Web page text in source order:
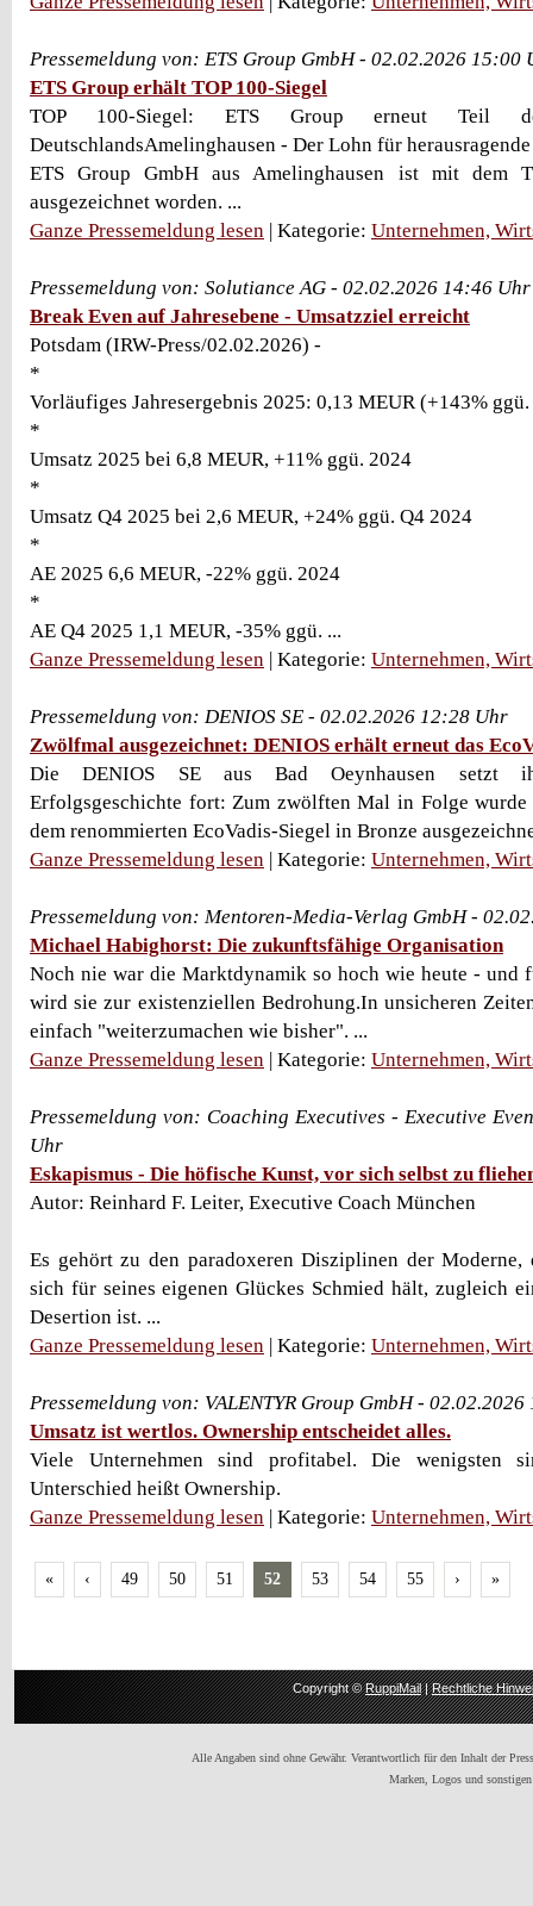
Pressemeldung von: ETS Group GmbH - 02.02.2026 15:00
ETS Group erhält TOP 100-Siegel
TOP 100-Siegel: ETS Group erneut Teil
DeutschlandsAmelinghausen - Der Lohn für
ETS Group GmbH aus Amelinghausen ist mit dem
ausgezeichnet worden. ...
Ganze Pressemeldung lesen | Kategorie: Unternehmen,
Pressemeldung von: Solutiance AG - 02.02.2026 14:46 Uhr
Break Even auf Jahresebene - Umsatzziel erreicht
Potsdam (IRW-Press/02.02.2026) -
*
Vorläufiges Jahresergebnis 2025: 0,13 MEUR (+143%
*
Umsatz 2025 bei 6,8 MEUR, +11% ggü. 2024
*
Umsatz Q4 2025 bei 2,6 MEUR, +24% ggü. Q4 2024
*
AE 2025 6,6 MEUR, -22% ggü. 2024
*
AE Q4 2025 1,1 MEUR, -35% ggü. ...
Ganze Pressemeldung lesen | Kategorie: Unternehmen,
Pressemeldung von: DENIOS SE - 02.02.2026 12:28 Uhr
Zwölfmal ausgezeichnet: DENIOS erhält erneut das
Die DENIOS SE aus Bad Oeynhausen setzt
Erfolgsgeschichte fort: Zum zwölften Mal in Folge wurde
dem renommierten EcoVadis-Siegel in Bronze
Ganze Pressemeldung lesen | Kategorie: Unternehmen,
Pressemeldung von: Mentoren-Media-Verlag GmbH -
Michael Habighorst: Die zukunftsfähige Organisation
Noch nie war die Marktdynamik so hoch wie heute - und
wird sie zur existenziellen Bedrohung.In unsicheren
einfach "weiterzumachen wie bisher". ...
Ganze Pressemeldung lesen | Kategorie: Unternehmen,
Pressemeldung von: Coaching Executives - Executive
Uhr
Eskapismus - Die höfische Kunst, vor sich selbst zu
Autor: Reinhard F. Leiter, Executive Coach München
Es gehört zu den paradoxeren Disziplinen der Moderne,
sich für seines eigenen Glückes Schmied hält, zugleich
Desertion ist. ...
Ganze Pressemeldung lesen | Kategorie: Unternehmen,
Pressemeldung von: VALENTYR Group GmbH -
Umsatz ist wertlos. Ownership entscheidet alles.
Viele Unternehmen sind profitabel. Die wenigsten
Unterschied heißt Ownership.
Ganze Pressemeldung lesen | Kategorie: Unternehmen,
« ‹ 49 50 51 52 53 54 55 › »
Copyright ©RuppiMail|Rechtliche
Alle Angaben sind ohne Gewähr. Verantwortlich für den Inhalt der
Marken, Logos und